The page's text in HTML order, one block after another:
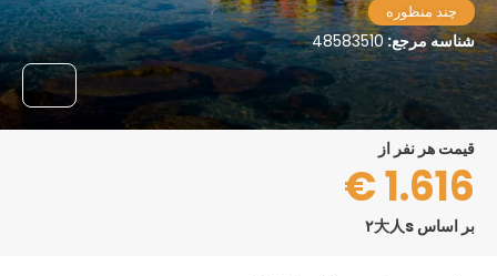
چند منظوره
شناسه مرجع:48583510
قیمت هر نفر از
1.616 €
بر اساس ۲大人s